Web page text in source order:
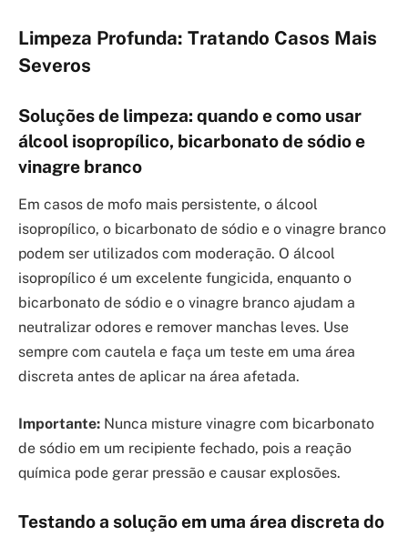
Limpeza Profunda: Tratando Casos Mais
Severos
Soluções de limpeza: quando e como usar
álcool isopropílico, bicarbonato de sódio e
vinagre branco
Em casos de mofo mais persistente, o álcool
isopropílico, o bicarbonato de sódio e o vinagre branco
podem ser utilizados com moderação. O álcool
isopropílico é um excelente fungicida, enquanto o
bicarbonato de sódio e o vinagre branco ajudam a
neutralizar odores e remover manchas leves. Use
sempre com cautela e faça um teste em uma área
discreta antes de aplicar na área afetada.
Importante: Nunca misture vinagre com bicarbonato
de sódio em um recipiente fechado, pois a reação
química pode gerar pressão e causar explosões.
Testando a solução em uma área discreta do